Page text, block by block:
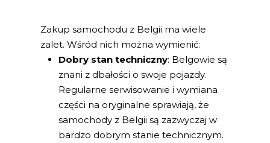
Zakup samochodu z Belgii ma wiele
zalet. Wśród nich można wymienić:
Dobry stan techniczny: Belgowie są
znani z dbałości o swoje pojazdy.
Regularne serwisowanie i wymiana
części na oryginalne sprawiają, że
samochody z Belgii są zazwyczaj w
bardzo dobrym stanie technicznym.